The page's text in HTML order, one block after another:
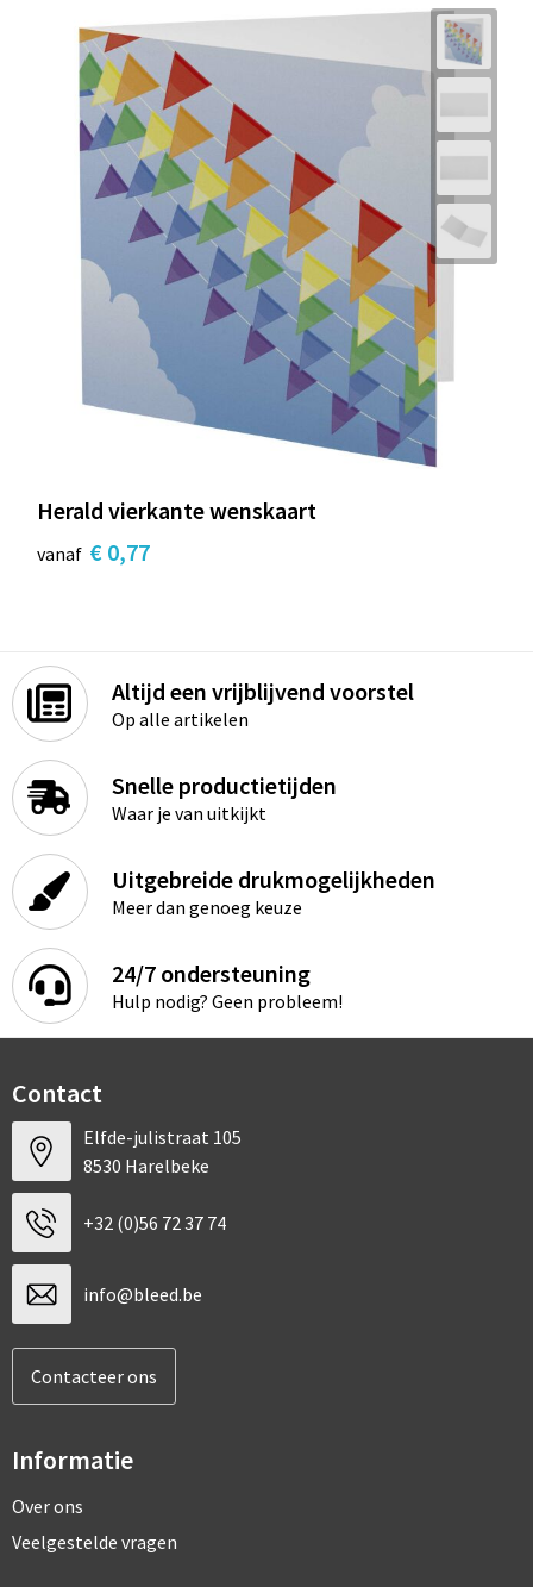
Herald vierkante wenskaart
vanaf € 0,77
Altijd een vrijblijvend voorstel
Op alle artikelen
Snelle productietijden
Waar je van uitkijkt
Uitgebreide drukmogelijkheden
Meer dan genoeg keuze
24/7 ondersteuning
Hulp nodig? Geen probleem!
Contact
Elfde-julistraat 105
8530 Harelbeke
+32 (0)56 72 37 74
info@bleed.be
Contacteer ons
Informatie
Over ons
Veelgestelde vragen